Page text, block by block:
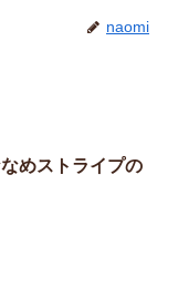
naomi
めストライプの